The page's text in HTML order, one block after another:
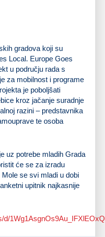
gradova koji su
Local. Europe Goes
u području rada s
za mobilnost i programe
je poboljšati
kroz jačanje suradnje
razini – predstavnika
te osoba
uz potrebe mladih Grada
će se za izradu
se svi mladi u dobi
upitnik najkasnije
d/